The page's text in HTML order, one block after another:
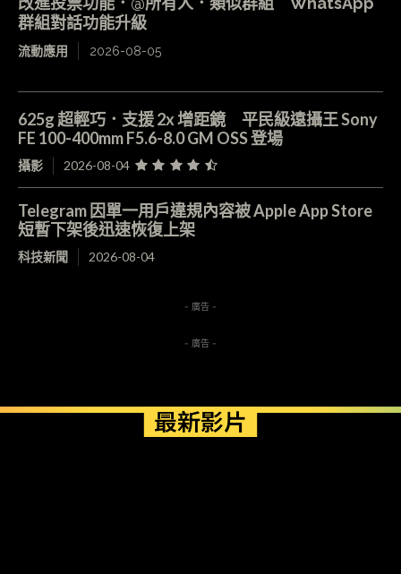
群組對話功能升級
流動應用 2026-08-05
625g 超輕巧．支援 2x 增距鏡 平民級遠攝王 Sony
FE 100-400mm F5.6-8.0 GM OSS 登場
攝影 2026-08-04
Telegram 因單一用戶違規內容被 Apple App Store
短暫下架後迅速恢復上架
科技新聞 2026-08-04
- 廣告 -
- 廣告 -
最新影片